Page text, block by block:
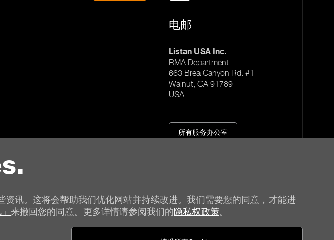
讯。这将会帮助我们优化网站并持续改进。我们需要您的同意，才能进
来撤回您的同意。更多详情请参阅我们的隐私权政策。
电邮
Listan USA Inc.
RMA Department
663 Brea Canyon Rd. #1
Walnut, CA 91789
USA
所有服务办公室
be quiet!社群媒体